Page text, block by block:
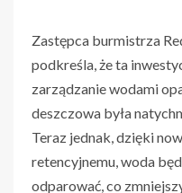
Zastępca burmistrza
podkreśla, że ta
zarządzanie wodami
deszczowa była
Teraz jednak, dzięki
retencyjnemu, woda
odparować, co